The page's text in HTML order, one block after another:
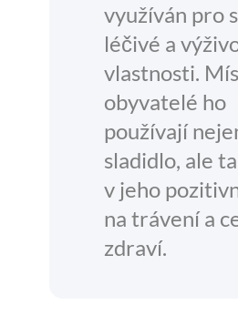
využíván pro
léčivé a
vlastnosti.
obyvatelé ho
používají
sladidlo, ale
v jeho
na trávení a
zdraví.